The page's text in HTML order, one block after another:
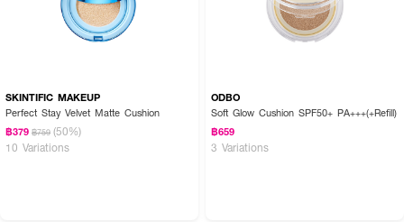
SKINTIFIC MAKEUP
Perfect Stay Velvet Matte Cushion
฿379 ฿759 (50%)
10 Variations
ODBO
Soft Glow Cushion SPF50+ PA+++(+Refill)
฿659
3 Variations